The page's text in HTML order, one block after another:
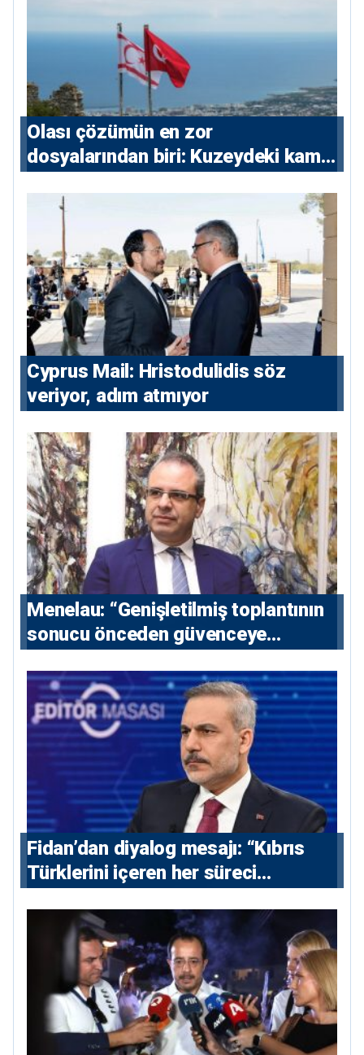
Olası çözümün en zor
dosyalarından biri: Kuzeydeki kamu
⁠Cyprus Mail: Hristodulidis söz
veriyor, adım atmıyor
Menelau: “Genişletilmiş toplantının
sonucu önceden güvenceye
Fidan’dan diyalog mesajı: “Kıbrıs
Türklerini içeren her süreci